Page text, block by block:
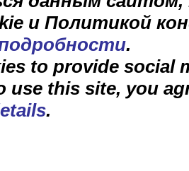
и Политикой
.
to provide social
use this site, you
.